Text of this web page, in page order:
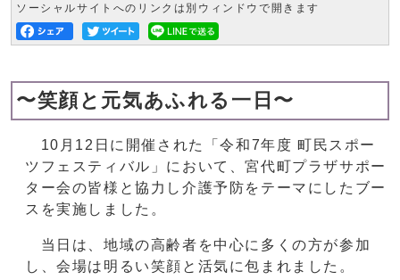
ソーシャルサイトへのリンクは別ウィンドウで開きます
〜笑顔と元気あふれる一日〜
10月12日に開催された「令和7年度 町民スポー
ツフェスティバル」において、宮代町プラザサポー
ター会の皆様と協力し介護予防をテーマにしたブー
スを実施しました。
当日は、地域の高齢者を中心に多くの方が参加
し、会場は明るい笑顔と活気に包まれました。